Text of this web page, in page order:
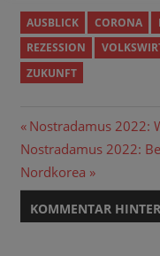
AUSBLICK CORONA
REZESSION
ZUKUNFT
Vorheriger
Beitrag:
Nostradamus 2022:
Nächster
Beitrag:
Nostradamus 2022:
Nordkorea
KOMMENTAR